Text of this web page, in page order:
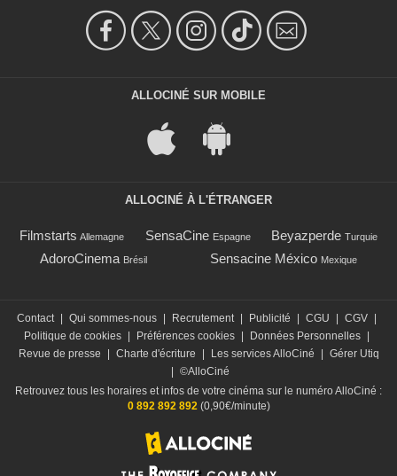
ALLOCINÉ SUR MOBILE
ALLOCINÉ À L'ÉTRANGER
Filmstarts Allemagne SensaCine Espagne Beyazperde Turquie
AdoroCinema Brésil Sensacine México Mexique
Contact Qui sommes-nous Recrutement Publicité CGU CGV
Politique de cookies
Préférences cookies Données Personnelles
Revue de presse
Charte d'écriture Les services AlloCiné
Gérer Utiq
©AlloCiné
Retrouvez tous les horaires et infos de votre cinéma sur le numéro AlloCiné :
0 892 892 892(0,90€/minute)